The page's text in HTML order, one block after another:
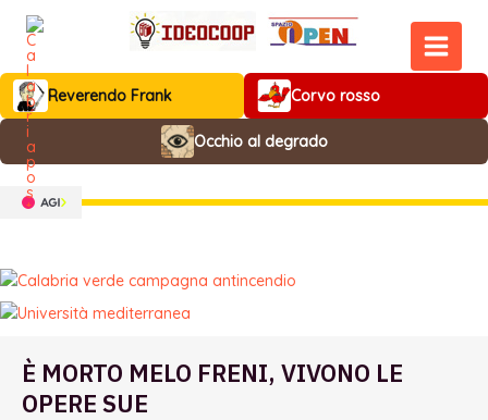
contenuto
MAIN
Reverendo Frank Corvo rosso
Occhio al degrado
È MORTO MELO FRENI, VIVONO LE
OPERE SUE